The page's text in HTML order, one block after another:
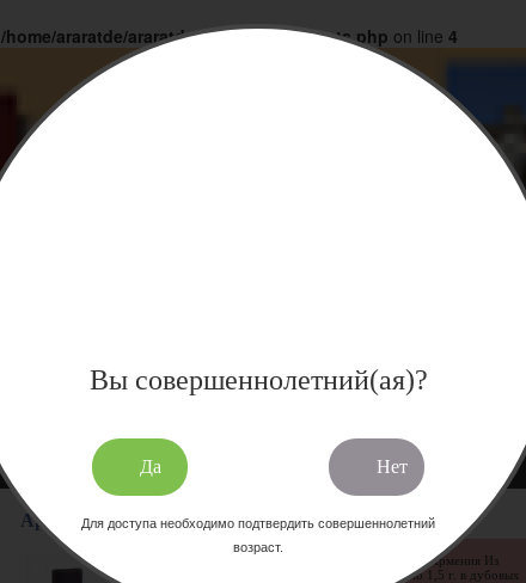
/home/araratde/araratdeg.ru/docs/products.php on line 4
Арени полусухое
Производитель:
Новая коллекция по заказу павильона Армения Из
сорта винограда Арени. Выдержано 1,5 г. в дубовых
Вы совершеннолетний(ая)?
Да Нет
Для доступа необходимо подтвердить совершеннолетний
возраст.